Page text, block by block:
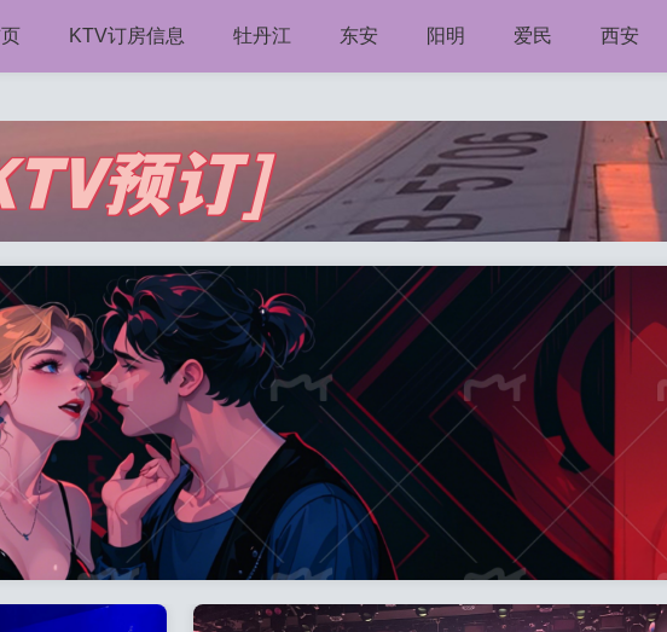
KTV订房信息 牡丹江 东安 阳明 爱民 西安